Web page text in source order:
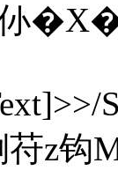
z钩M